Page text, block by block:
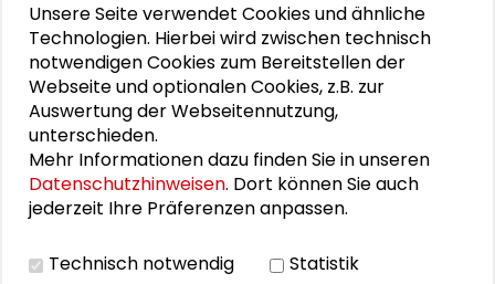
gesundheitliche Risiken der Klimakrise,
Unterstützung von Mitarbeitenden im
Gesundheitssektor bei Anpassung und
Klimaschutz und die sozial-ökologische
Transformation ihre Ziele.
2012 schloss sie zunächst ihr Diplom in
Pädagogik und Erziehungswissenschaft an
der Philipps-Universität Marburg ab.
Anschließend arbeitete Marischa Fast als
Unsere Seite verwendet Cookies und ähnliche
Technologien. Hierbei wird zwischen technisch
notwendigen Cookies zum Bereitstellen der
Webseite und optionalen Cookies, z.B. zur
Auswertung der Webseitennutzung,
unterschieden.
Mehr Informationen dazu finden Sie in unseren
Datenschutzhinweisen. Dort können Sie auch
jederzeit Ihre Präferenzen anpassen.
Technisch notwendig Statistik